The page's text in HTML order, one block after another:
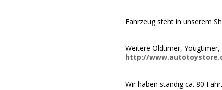
Fahrzeug steht in unserem
Weitere Oldtimer,
http://
Wir haben ständig ca. 80